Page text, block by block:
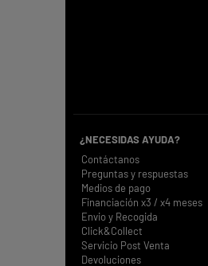
¿NECESIDAS AYUDA?
Contáctanos
Preguntas y respuestas
Medios de pago
Financiación x3 / x4 meses
Envio y Recogida
Click&Collect
Servicio Post Venta
Devoluciones